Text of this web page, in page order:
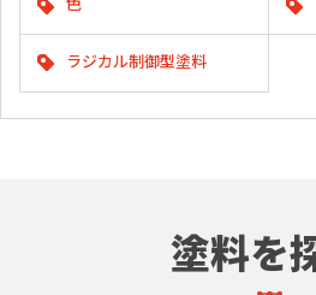
ラジカル制御型塗料
塗料を